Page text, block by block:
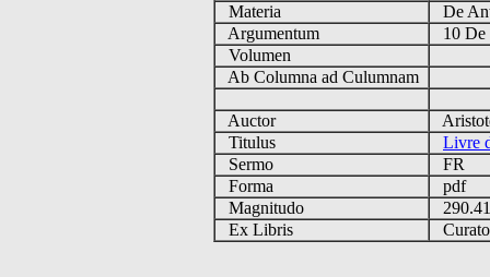
Materia
De
Argumentum
10 De
Volumen
Ab Columna ad Culumnam
Auctor
Titulus
Livre
Sermo
FR
Forma
pdf
Magnitudo
Ex Libris